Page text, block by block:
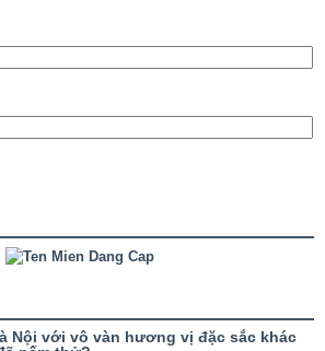
Nội với vô vàn hương vị đặc sắc khác